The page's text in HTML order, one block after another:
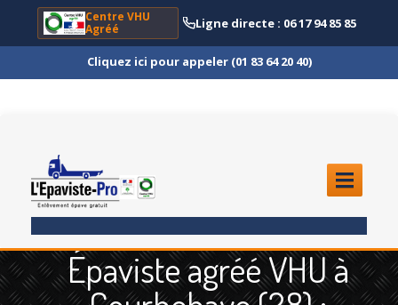
Centre VHU
Agréé
Ligne directe : 06 17 94 85 85
Cliquez ici pour appeler (01 83 64 20 40)
ENLÈVEMENTÉPAVE
Épaviste agréé VHU à